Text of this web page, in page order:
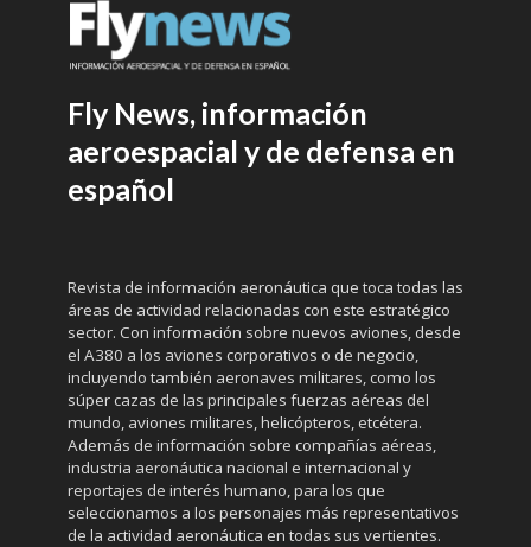
Fly News, información
aeroespacial y de defensa en
español
Revista de información aeronáutica que toca todas las
áreas de actividad relacionadas con este estratégico
sector. Con información sobre nuevos aviones, desde
el A380 a los aviones corporativos o de negocio,
incluyendo también aeronaves militares, como los
súper cazas de las principales fuerzas aéreas del
mundo, aviones militares, helicópteros, etcétera.
Además de información sobre compañías aéreas,
industria aeronáutica nacional e internacional y
reportajes de interés humano, para los que
seleccionamos a los personajes más representativos
de la actividad aeronáutica en todas sus vertientes.